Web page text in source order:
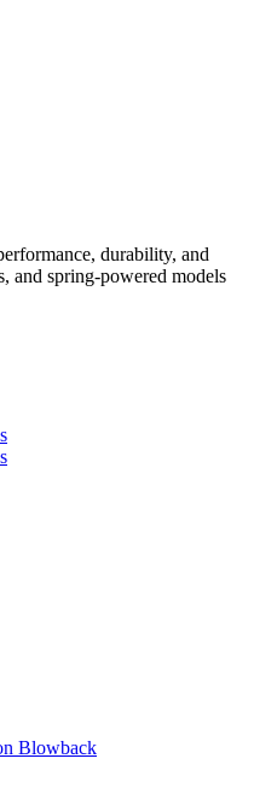
durability, and
and spring-powered models
Blowback